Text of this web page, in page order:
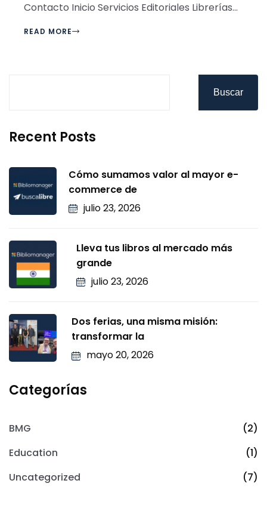
Contacto Inicio Servicios Editoriales Librerías...
READ MORE
Buscar
Recent Posts
Cómo sumamos valor al mayor e-
commerce de
julio 23, 2026
Lleva tus libros al mercado más
grande
julio 23, 2026
Dos ferias, una misma misión:
transformar la
mayo 20, 2026
Categorías
BMG
(2)
Education
(1)
Uncategorized
(7)